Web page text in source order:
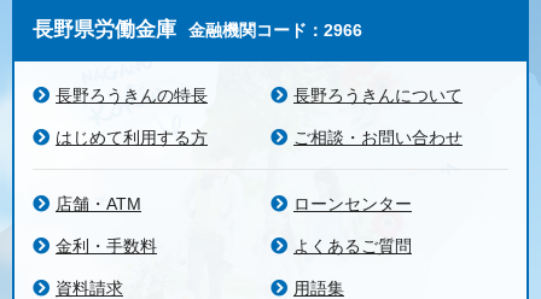
長野県労働金庫 金融機関コード：2966
長野ろうきんの特長 長野ろうきんについて
はじめて利用する方 ご相談・お問い合わせ
店舗・ATM ローンセンター
金利・手数料 よくあるご質問
資料請求 用語集